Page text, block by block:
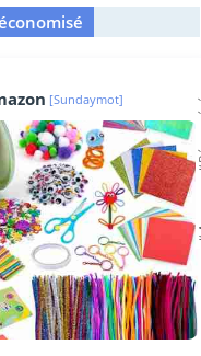
[Sundaymot]